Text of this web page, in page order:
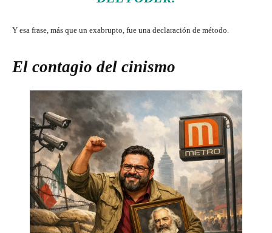
Y esa frase, más que un exabrupto, fue una declaración de método.
El contagio del cinismo